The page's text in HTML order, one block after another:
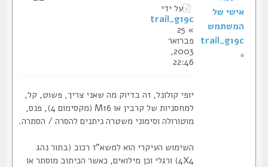
על ידי
trail_g19c
פברואר
2003,
22:46
יופי קולונל, זה בדיוק מה שאני צריך, פשוט, קל,
למחסניות של קרבין או M16 (מקסימום 4), פנס,
מוטורולה וסימוני משטרה ניתנים להסרה / הסתרה.
השימוש העיקרי הוא למשא"ז רכוב (בתור נהג
4X4) ורגלי וכן מילואים, כאשר הכיתוב מוסתר או
trail_g19c